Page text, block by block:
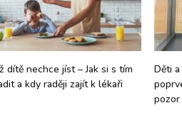
dítě nechce jíst – Jak si s tím
a kdy raději zajít k lékaři
Děti
pozor